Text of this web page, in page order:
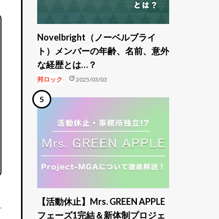
Novelbright（ノーベルブライ
ト）メンバーの年齢、名前、意外
な経歴とは…？
邦ロック update2025/03/03
【活動休止】Mrs. GREEN APPLE
フェーズ1完結＆新体制プロジェ